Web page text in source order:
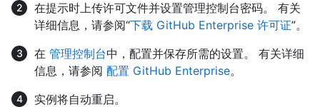
在提示时上传许可文件并设置管理控制台密码。 有关
详细信息，请参阅“下载 GitHub Enterprise 许可证”。
在 管理控制台中，配置并保存所需的设置。 有关详细
信息，请参阅 配置 GitHub Enterprise。
实例将自动重启。